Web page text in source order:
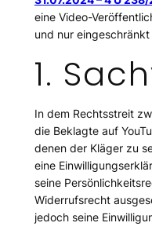
eine Video-
und nur
1.
In dem Rechtsstreit
die Beklagte auf
denen der Kläger zu
eine
seine
Widerrufsrecht
jedoch seine